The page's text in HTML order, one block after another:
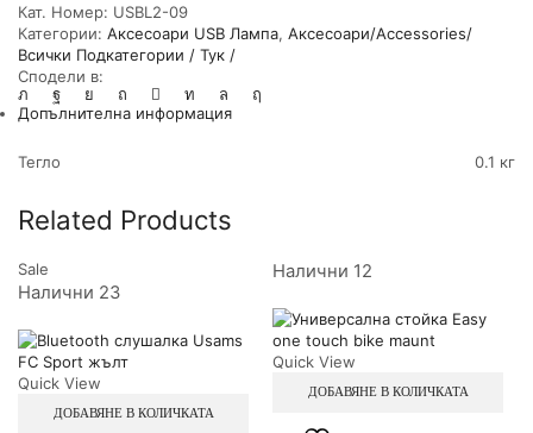
Кат. Номер: USBL2-09
Категории: Аксесоари USB Лампа, Аксесоари/Accessories/
Всички Подкатегории / Тук /
Сподели в:
Допълнителна информация
Тегло 0.1 кг
Related Products
Sale
Налични 23
Quick View
ДОБАВЯНЕ В КОЛИЧКАТА
Налични 12
Quick View
ДОБАВЯНЕ В КОЛИЧКАТА